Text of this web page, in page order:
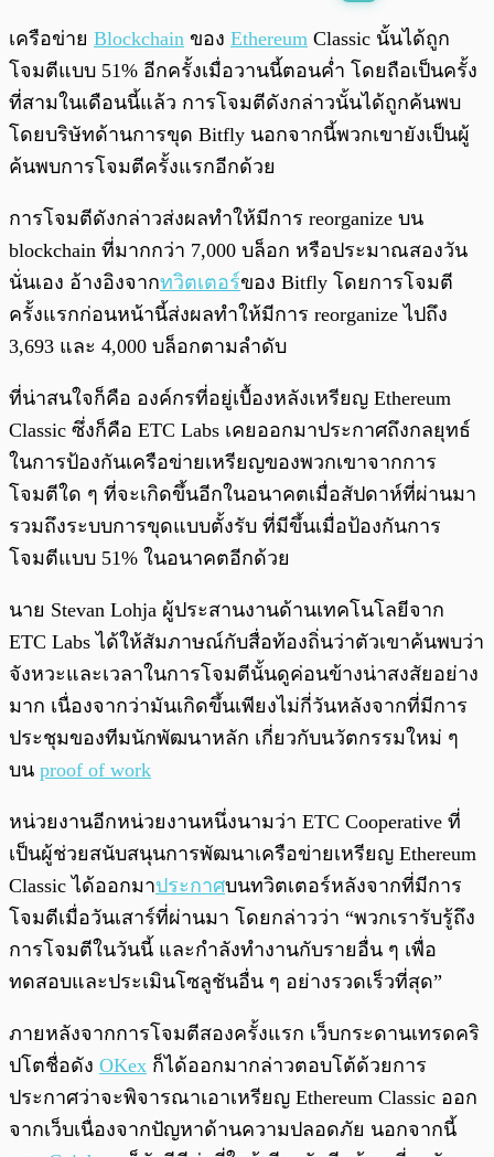
0:00 /0:00
เครือข่าย Blockchain ของ Ethereum Classic นั้นได้ถูก
โจมตีแบบ 51% อีกครั้งเมื่อวานนี้ตอนค่ำ โดยถือเป็นครั้ง
ที่สามในเดือนนี้แล้ว การโจมตีดังกล่าวนั้นได้ถูกค้นพบ
โดยบริษัทด้านการขุด Bitfly นอกจากนี้พวกเขายังเป็นผู้
ค้นพบการโจมตีครั้งแรกอีกด้วย
การโจมตีดังกล่าวส่งผลทำให้มีการ reorganize บน
blockchain ที่มากกว่า 7,000 บล็อก หรือประมาณสองวัน
นั่นเอง อ้างอิงจากทวิตเตอร์ของ Bitfly โดยการโจมตี
ครั้งแรกก่อนหน้านี้ส่งผลทำให้มีการ reorganize ไปถึง
3,693 และ 4,000 บล็อกตามลำดับ
ที่น่าสนใจก็คือ องค์กรที่อยู่เบื้องหลังเหรียญ Ethereum
Classic ซึ่งก็คือ ETC Labs เคยออกมาประกาศถึงกลยุทธ์
ในการป้องกันเครือข่ายเหรียญของพวกเขาจากการ
โจมตีใด ๆ ที่จะเกิดขึ้นอีกในอนาคตเมื่อสัปดาห์ที่ผ่านมา
รวมถึงระบบการขุดแบบตั้งรับ ที่มีขึ้นเมื่อป้องกันการ
โจมตีแบบ 51% ในอนาคตอีกด้วย
นาย Stevan Lohja ผู้ประสานงานด้านเทคโนโลยีจาก
ETC Labs ได้ให้สัมภาษณ์กับสื่อท้องถิ่นว่าตัวเขาค้นพบว่า
จังหวะและเวลาในการโจมตีนั้นดูค่อนข้างน่าสงสัยอย่าง
มาก เนื่องจากว่ามันเกิดขึ้นเพียงไม่กี่วันหลังจากที่มีการ
ประชุมของทีมนักพัฒนาหลัก เกี่ยวกับนวัตกรรมใหม่ ๆ
บน proof of work
หน่วยงานอีกหน่วยงานหนึ่งนามว่า ETC Cooperative ที่
เป็นผู้ช่วยสนับสนุนการพัฒนาเครือข่ายเหรียญ Ethereum
Classic ได้ออกมาประกาศบนทวิตเตอร์หลังจากที่มีการ
โจมตีเมื่อวันเสาร์ที่ผ่านมา โดยกล่าวว่า “พวกเรารับรู้ถึง
การโจมตีในวันนี้ และกำลังทำงานกับรายอื่น ๆ เพื่อ
ทดสอบและประเมินโซลูชันอื่น ๆ อย่างรวดเร็วที่สุด”
ภายหลังจากการโจมตีสองครั้งแรก เว็บกระดานเทรดคริ
ปโตชื่อดัง OKex ก็ได้ออกมากล่าวตอบโต้ด้วยการ
ประกาศว่าจะพิจารณาเอาเหรียญ Ethereum Classic ออก
จากเว็บเนื่องจากปัญหาด้านความปลอดภัย นอกจากนี้